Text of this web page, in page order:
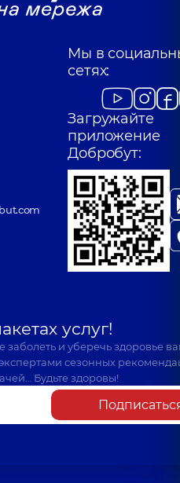
Мы в
сетях:
Загружайте
приложение
Добробут:
услуг!
и уберечь здоровье
сезонных
Будьте здоровы!